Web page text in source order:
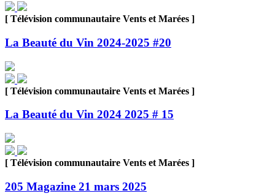
[ Télévision communautaire Vents et Marées ]
La Beauté du Vin 2024-2025 #20
[ Télévision communautaire Vents et Marées ]
La Beauté du Vin 2024 2025 # 15
[ Télévision communautaire Vents et Marées ]
205 Magazine 21 mars 2025